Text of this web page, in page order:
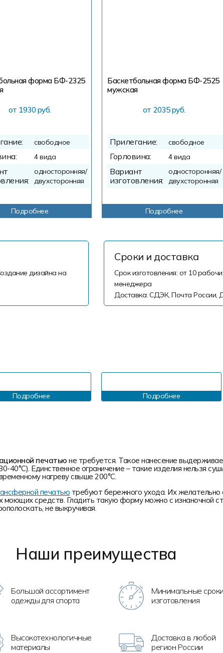
форма БФ-2325
от 1930 руб.
свободное
4 вида
односторонняя/
двухсторонняя
Подробнее
Баскетбольная форма БФ-2525
мужская
от 2035 руб.
Прилегание: свободное
Горловина: 4 вида
Вариант
изготовления:
односторонняя/
двухсторонняя
Подробнее
дизайна на
Сроки и доставка
Срок изготовления: от 10
менеджера
Доставка: СДЭК, Почта России,
Подробнее Подробнее
печатью не требуется. Такое нанесение
Единственное ограничение – такие изделия нельзя
нагреву свыше 200°С.
печатью требуют бережного ухода. Их
моющих средств. Гладить такую форму можно с изнаночной
не выкручивая.
Наши преимущества
Большой ассортимент
одежды для спорта
Минимальные сроки
изготовления
Высокотехнологичные
материалы
Доставка в любой
регион России